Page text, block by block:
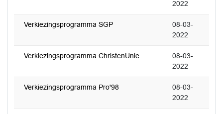
2022
Verkiezingsprogramma SGP
08-03-
2022
Verkiezingsprogramma ChristenUnie
08-03-
2022
Verkiezingsprogramma Pro'98
08-03-
2022